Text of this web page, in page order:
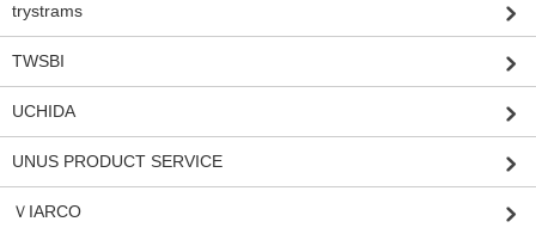
trystrams
TWSBI
UCHIDA
UNUS PRODUCT SERVICE
ＶIARCO